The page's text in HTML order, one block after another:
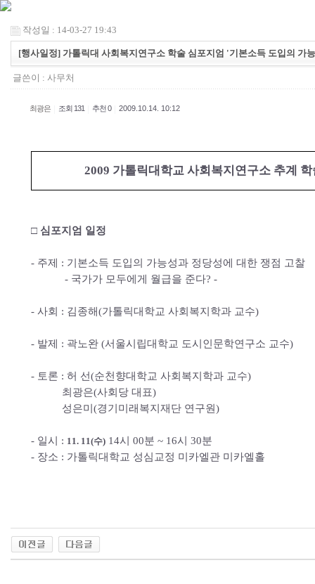
작성일 : 14-03-27 19:43
[행사일정] 가톨릭대 사회복지연구소 학술 심포지엄 '기본소득 도입의 가
글쓴이 : 사무처
최광은 조회 131 추천 0 2009.10.14. 10:12
2009 가톨릭대학교 사회복지연구소 추계
□ 심포지엄 일정
- 주제 : 기본소득 도입의 가능성과 정당성에 대한 쟁점 고찰
- 국가가 모두에게 월급을 준다? -
- 사회 : 김종해(가톨릭대학교 사회복지학과 교수)
- 발제 : 곽노완 (서울시립대학교 도시인문학연구소 교수)
- 토론 : 허 선(순천향대학교 사회복지학과 교수)
최광은(사회당 대표)
성은미(경기미래복지재단 연구원)
- 일시 : 11. 11(수) 14시 00분 ~ 16시 30분
- 장소 : 가톨릭대학교 성심교정 미카엘관 미카엘홀